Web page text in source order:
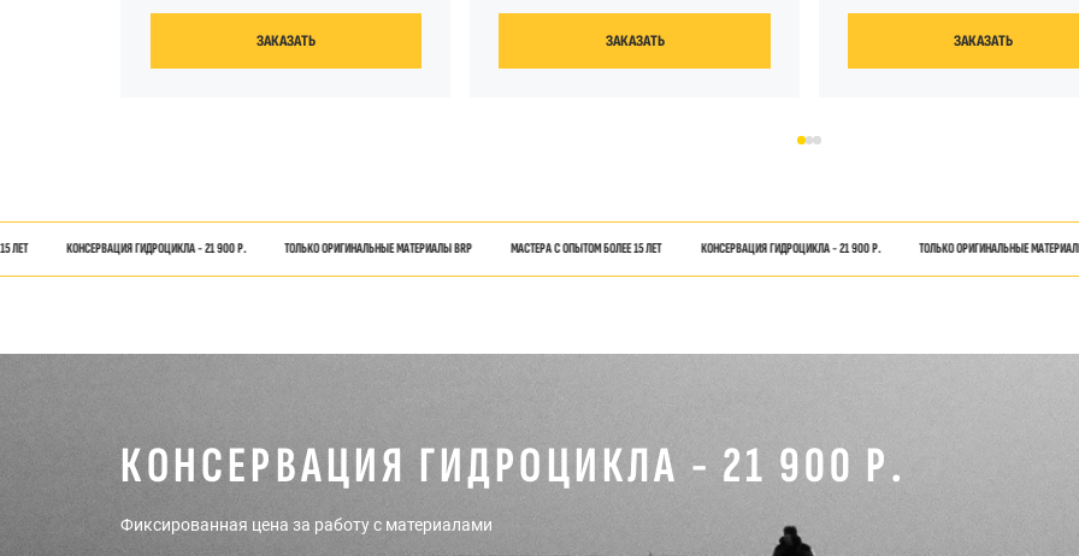
ЗАКАЗАТЬ ЗАКАЗАТЬ ЗАКАЗАТЬ
КОНСЕРВАЦИЯ ГИДРОЦИКЛА - 21 900 Р. ТОЛЬКО ОРИГИНАЛЬНЫЕ МАТЕРИАЛЫ BRP МАСТЕРА С ОПЫТОМ БОЛЕЕ 15 ЛЕТ КОНСЕРВАЦИЯ ГИДРОЦИКЛА - 21 900 Р. ТОЛЬКО ОРИГИНАЛЬНЫЕ МАТЕРИАЛЫ BRP
- 21 900 Р. ТОЛЬКО ОРИГИНАЛЬНЫЕ МАТЕРИАЛЫ BRP МАСТЕРА С ОПЫТОМ БОЛЕЕ 15 ЛЕТ КОНСЕРВАЦИЯ ГИДРОЦИКЛА - 21 900 Р. ТОЛЬКО ОРИГИНАЛЬНЫЕ МАТЕРИАЛЫ BRP МАСТЕРА С
КОНСЕРВАЦИЯ ГИДРОЦИКЛА - 21 900 Р.
Фиксированная цена за работу с материалами